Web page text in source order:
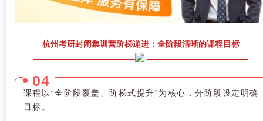
杭州考研封闭集训营阶梯递进：全阶段清晰的课程目标
04
课程以“全阶段覆盖、阶梯式提升”为核心，分阶段设定明确
目标。